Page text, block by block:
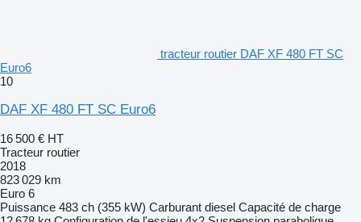
tracteur routier DAF XF 480 FT SC
Euro6
10
DAF XF 480 FT SC Euro6
16 500 € HT
Tracteur routier
2018
823 029 km
Euro 6
Puissance 483 ch (355 kW) Carburant diesel Capacité de charge